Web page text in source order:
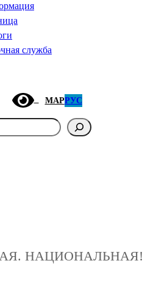
служба
МАРРУС
НАЦИОНАЛЬНАЯ!